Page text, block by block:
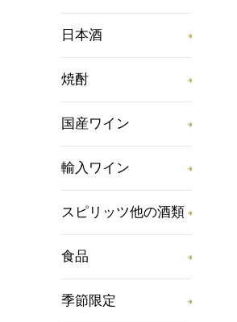
日本酒
焼酎
国産ワイン
輸入ワイン
スピリッツ他の酒類
食品
季節限定